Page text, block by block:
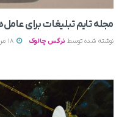
مجله تایم تبلیغات برای
نوشته شده توسط نرگس چالوک